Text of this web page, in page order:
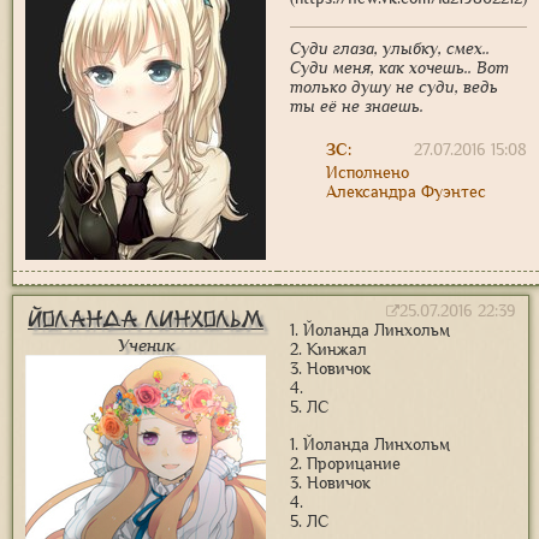
Суди глаза, улыбку, смех..
Суди меня, как хочешь.. Вот
только душу не суди, ведь
ты её не знаешь.
27.07.2016 15:08
ЗС:
Исполнено
Александра Фуэнтес
Йоланда Линхольм
Ученик
25.07.2016 22:39
1. Йоланда Линхольм
2. Кинжал
3. Новичок
4.
5. ЛС
1. Йоланда Линхольм
2. Прорицание
3. Новичок
4.
5. ЛС